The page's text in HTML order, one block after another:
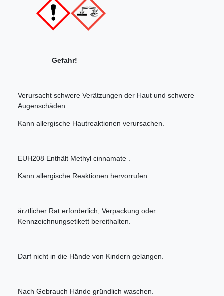
Gefahr!
Verursacht schwere Verätzungen der Haut und schwere
Augenschäden.
Kann allergische Hautreaktionen verursachen.
EUH208 Enthält Methyl cinnamate .
Kann allergische Reaktionen hervorrufen.
ärztlicher Rat erforderlich, Verpackung oder
Kennzeichnungsetikett bereithalten.
Darf nicht in die Hände von Kindern gelangen.
Nach Gebrauch Hände gründlich waschen.